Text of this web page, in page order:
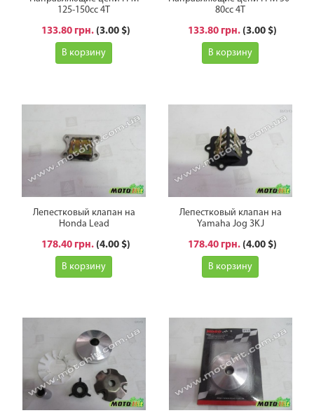
125-150сс 4Т
133.80 грн. (3.00 $)
В корзину
80сс 4Т
133.80 грн. (3.00 $)
В корзину
Лепестковый клапан на
Honda Lead
178.40 грн. (4.00 $)
В корзину
Лепестковый клапан на
Yamaha Jog 3KJ
178.40 грн. (4.00 $)
В корзину